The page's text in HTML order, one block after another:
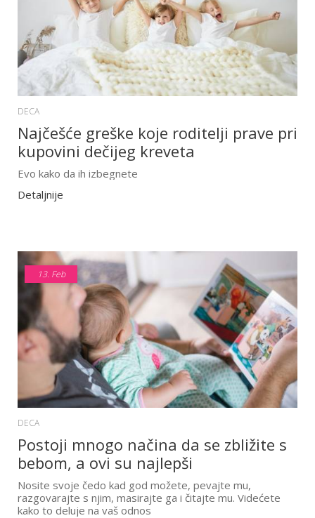
DECA
Najčešće greške koje roditelji prave pri
kupovini dečijeg kreveta
Evo kako da ih izbegnete
Detaljnije
13. Feb
DECA
Postoji mnogo načina da se zbližite s
bebom, a ovi su najlepši
Nosite svoje čedo kad god možete, pevajte mu,
razgovarajte s njim, masirajte ga i čitajte mu. Videćete
kako to deluje na vaš odnos